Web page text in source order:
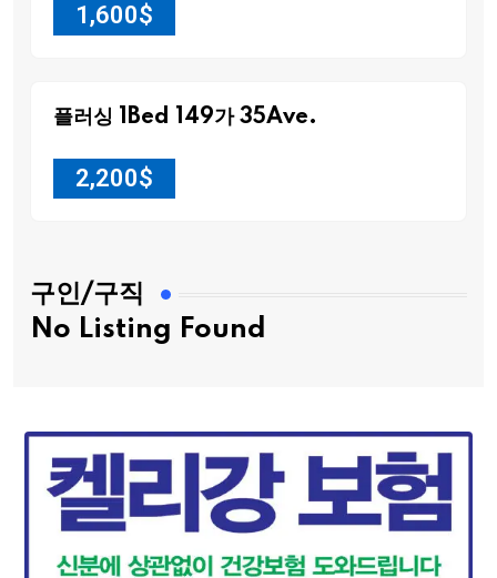
1,600$
플러싱 1Bed 149가 35Ave.
2,200$
구인/구직
No Listing Found